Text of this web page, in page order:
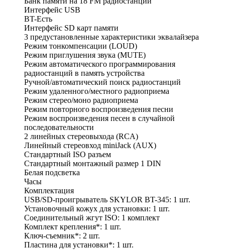
Интерфейс USB
BT-Есть
Интерфейс SD карт памяти
3 предустановленные характеристики эквалайзера
Режим тонкомпенсации (LOUD)
Режим приглушения звука (MUTE)
Режим автоматического программирования
радиостанций в память устройства
Ручной/автоматический поиск радиостанций
Режим удаленного/местного радиоприема
Режим стерео/моно радиоприема
Режим повторного воспроизведения песни
Режим воспроизведения песен в случайной
последовательности
2 линейных стереовыхода (RCA)
Линейный стереовход miniJack (AUX)
Стандартный ISO разъем
Стандартный монтажный размер 1 DIN
Белая подсветка
Часы
Комплектация
USB/SD-проигрыватель SKYLOR BT-345: 1 шт.
Установочный кожух для установки: 1 шт.
Соединительный жгут ISO: 1 комплект
Комплект крепления*: 1 шт.
Ключ-съемник*: 2 шт.
Пластина для установки*: 1 шт.